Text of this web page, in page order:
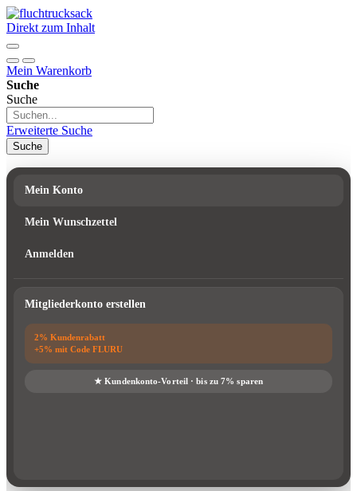
Direkt zum Inhalt
Mein Warenkorb
Suche
Suche
Erweiterte Suche
Suche
Mein Konto
Mein Wunschzettel
Anmelden
Mitgliederkonto erstellen